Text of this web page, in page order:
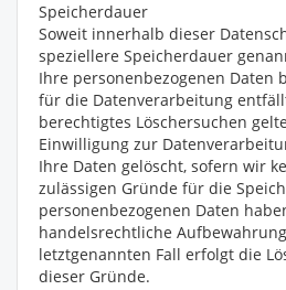
Speicherdauer
Soweit innerhalb dieser
speziellere Speicherdauer
Ihre personenbezogenen Daten
für die Datenverarbeitung
berechtigtes Löschersuchen
Einwilligung zur
Ihre Daten gelöscht, sofern wir
zulässigen Gründe für die
personenbezogenen Daten
handelsrechtliche
letztgenannten Fall erfolgt die
dieser Gründe.